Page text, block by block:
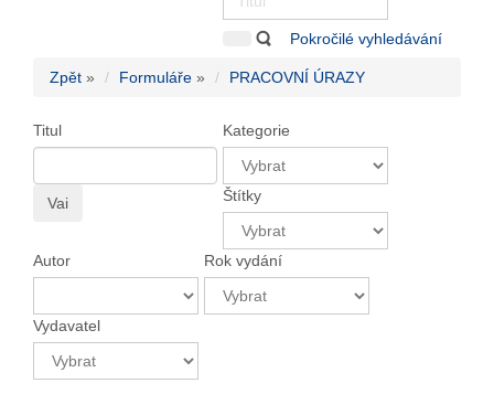
Pokročilé vyhledávání
Zpět » Formuláře » PRACOVNÍ ÚRAZY
Titul
Vai
Kategorie
Štítky
Autor Rok vydání
Vydavatel